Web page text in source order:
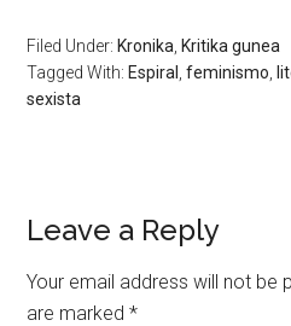
Filed Under: Kronika Kritika gunea
Tagged With: Espiral ,feminismo
sexista
Leave a Reply
Your email address will not be
are marked*